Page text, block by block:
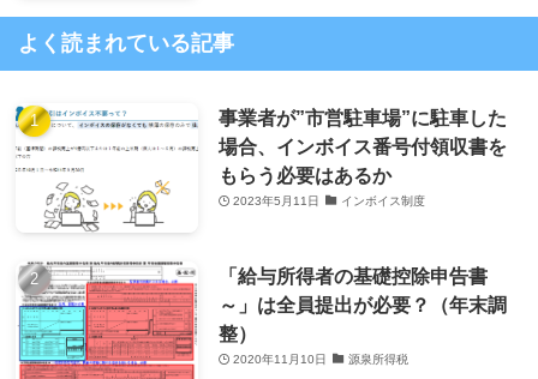
よく読まれている記事
事業者が”市営駐車場”に駐車した
場合、インボイス番号付領収書を
もらう必要はあるか
2023年5月11日 インボイス制度
「給与所得者の基礎控除申告書
～」は全員提出が必要？（年末調
整）
2020年11月10日 源泉所得税